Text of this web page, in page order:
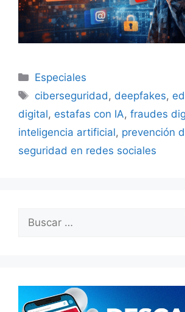
Categorías
Especiales
Etiquetas
ciberseguridad, deepfakes,
digital, estafas con IA, fraudes
inteligencia artificial, prevención
seguridad en redes sociales
Buscar: